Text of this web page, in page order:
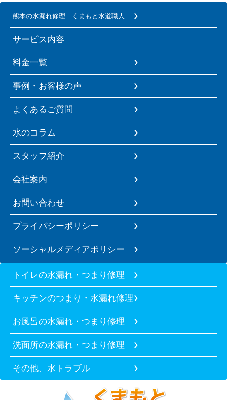
熊本の水漏れ修理 くまもと水道職人
サービス内容
料金一覧
事例・お客様の声
よくあるご質問
水のコラム
スタッフ紹介
会社案内
お問い合わせ
プライバシーポリシー
ソーシャルメディアポリシー
トイレの水漏れ・つまり修理
キッチンのつまり・水漏れ修理
お風呂の水漏れ・つまり修理
洗面所の水漏れ・つまり修理
その他、水トラブル